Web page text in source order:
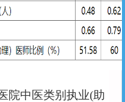
院中医类别执业(助